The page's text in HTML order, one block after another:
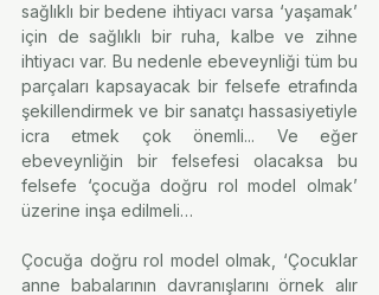
sağlıklı bir bedene ihtiyacı varsa ‘yaşamak’
için de sağlıklı bir ruha, kalbe ve zihne
ihtiyacı var. Bu nedenle ebeveynliği tüm bu
parçaları kapsayacak bir felsefe etrafında
şekillendirmek ve bir sanatçı hassasiyetiyle
icra etmek çok önemli... Ve eğer
ebeveynliğin bir felsefesi olacaksa bu
felsefe ‘çocuğa doğru rol model olmak’
üzerine inşa edilmeli…
Çocuğa doğru rol model olmak, ‘Çocuklar
anne babalarının davranışlarını örnek alır